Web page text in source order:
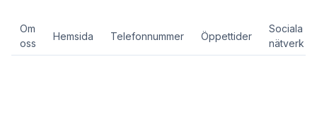
Om
oss
Hemsida Telefonnummer Öppettider
Sociala
nätverk